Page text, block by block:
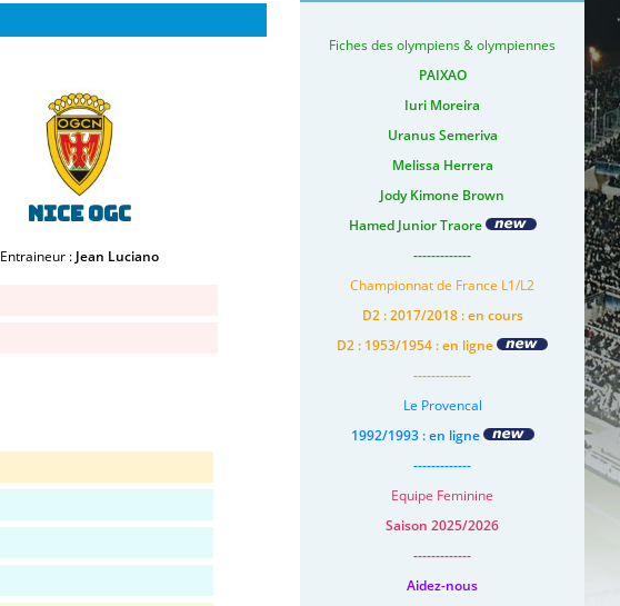
Nice OGC
Entraineur : Jean Luciano
Fiches des olympiens & olympiennes
PAIXAO
Iuri Moreira
Uranus Semeriva
Melissa Herrera
Jody Kimone Brown
Hamed Junior Traore
-------------
Championnat de France L1/L2
D2 : 2017/2018 : en cours
D2 : 1953/1954 : en ligne
-------------
Le Provencal
1992/1993 : en ligne
-------------
Equipe Feminine
Saison 2025/2026
-------------
Aidez-nous